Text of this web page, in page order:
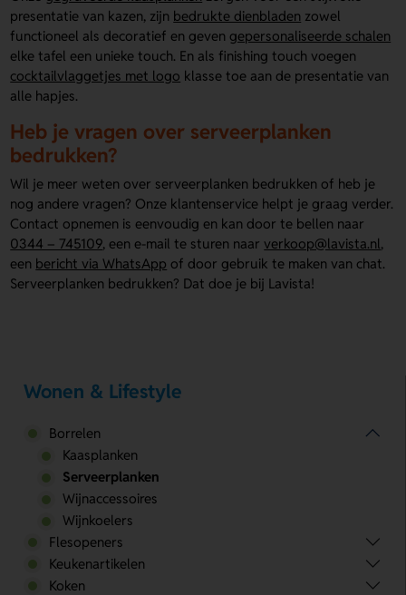
presentatie van kazen, zijn bedrukte dienbladen zowel
functioneel als decoratief en geven gepersonaliseerde schalen
elke tafel een unieke touch. En als finishing touch voegen
cocktailvlaggetjes met logo klasse toe aan de presentatie van
alle hapjes.
Heb je vragen over serveerplanken
bedrukken?
Wil je meer weten over serveerplanken bedrukken of heb je
nog andere vragen? Onze klantenservice helpt je graag verder.
Contact opnemen is eenvoudig en kan door te bellen naar
0344 – 745109, een e-mail te sturen naar verkoop@lavista.nl,
een bericht via WhatsApp of door gebruik te maken van chat.
Serveerplanken bedrukken? Dat doe je bij Lavista!
Wonen & Lifestyle
Borrelen
Kaasplanken
Serveerplanken
Wijnaccessoires
Wijnkoelers
Flesopeners
Keukenartikelen
Koken